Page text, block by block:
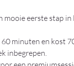
mooie eerste stap
minuten en kost
inbegrepen.